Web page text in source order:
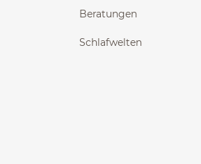
Beratungen
Schlafwelten